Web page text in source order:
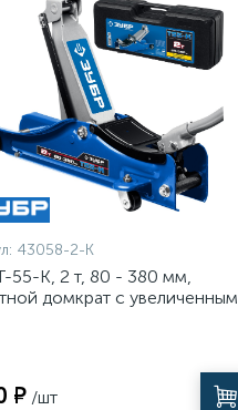
43058-2-K
55-K, 2 т, 80 - 380 мм,
домкрат с увеличенным
₽ /шт